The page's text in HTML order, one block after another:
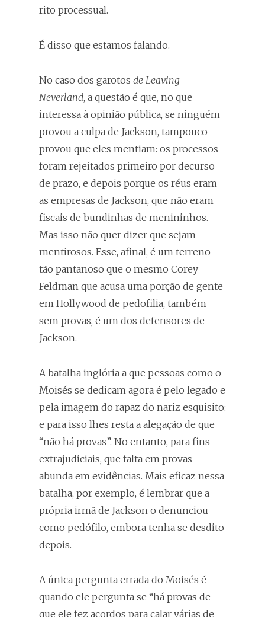
rito processual.
É disso que estamos falando.
No caso dos garotos de Leaving
Neverland, a questão é que, no que
interessa à opinião pública, se ninguém
provou a culpa de Jackson, tampouco
provou que eles mentiam: os processos
foram rejeitados primeiro por decurso
de prazo, e depois porque os réus eram
as empresas de Jackson, que não eram
fiscais de bundinhas de menininhos.
Mas isso não quer dizer que sejam
mentirosos. Esse, afinal, é um terreno
tão pantanoso que o mesmo Corey
Feldman que acusa uma porção de gente
em Hollywood de pedofilia, também
sem provas, é um dos defensores de
Jackson.
A batalha inglória a que pessoas como o
Moisés se dedicam agora é pelo legado e
pela imagem do rapaz do nariz esquisito:
e para isso lhes resta a alegação de que
“não há provas”. No entanto, para fins
extrajudiciais, que falta em provas
abunda em evidências. Mais eficaz nessa
batalha, por exemplo, é lembrar que a
própria irmã de Jackson o denunciou
como pedófilo, embora tenha se desdito
depois.
A única pergunta errada do Moisés é
quando ele pergunta se “há provas de
que ele fez acordos para calar várias de